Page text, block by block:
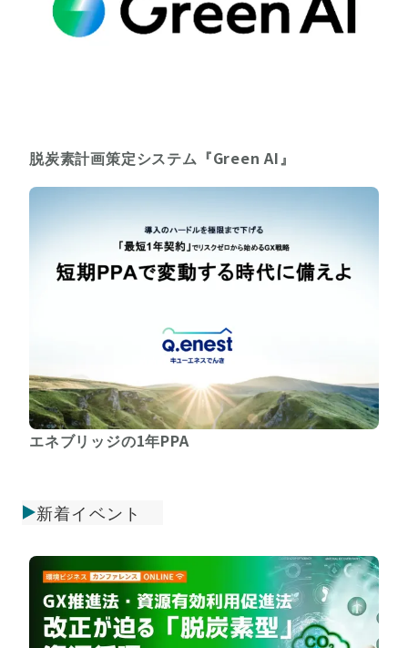
脱炭素計画策定システム『Green AI』
エネブリッジの1年PPA
新着イベント